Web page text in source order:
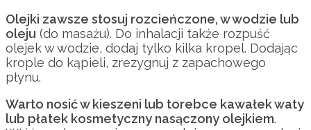
Olejki zawsze stosuj rozcieńczone, w wodzie lub
oleju (do masażu). Do inhalacji także rozpuść
olejek w wodzie, dodaj tylko kilka kropel. Dodając
krople do kąpieli, zrezygnuj z zapachowego
płynu.
Warto nosić w kieszeni lub torebce kawałek waty
lub płatek kosmetyczny nasączony olejkiem.